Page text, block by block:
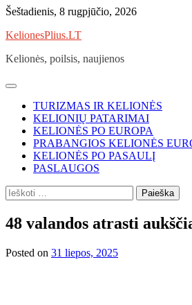
Skip
content
Šeštadienis, 8 rugpjūčio, 2026
KelionesPlius.LT
Kelionės, poilsis, naujienos
TURIZMAS IR KELIONĖS
KELIONIŲ PATARIMAI
KELIONĖS PO EUROPA
PRABANGIOS KELIONĖS
KELIONĖS PO PASAULĮ
PASLAUGOS
Ieškoti:
48 valandos atrasti
Posted on 31 liepos, 2025